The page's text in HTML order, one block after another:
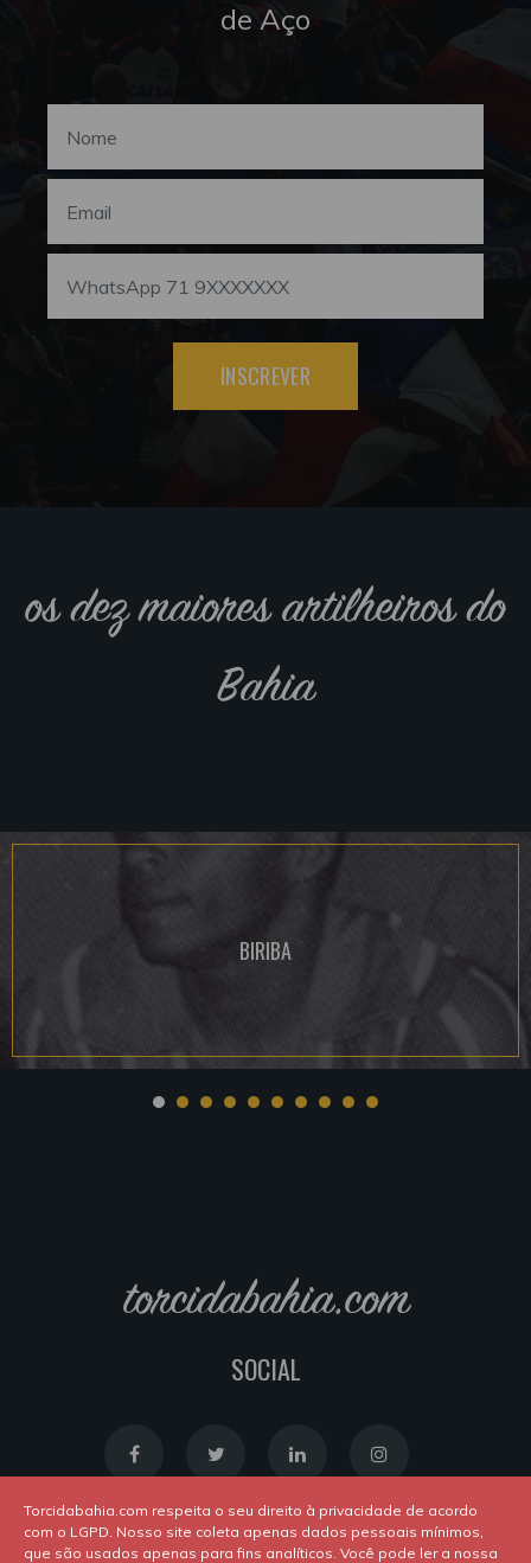
de Aço
INSCREVER
os dez maiores artilheiros do
Bahia
BIRIBA
torcidabahia.com
SOCIAL
Torcidabahia.com respeita o seu direito à privacidade de acordo
com o LGPD. Nosso site coleta apenas dados pessoais mínimos,
que são usados apenas para fins analíticos. Você pode ler a nossa